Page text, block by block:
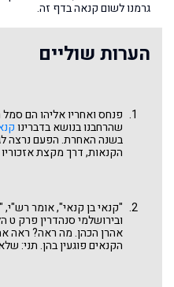
גרמנו לשום קנאה בדף זה.
הערות שוליים
פנחס ואחריו אליהו הם
שהרחבנו בנושא בדברינו
בשנה האחרת. הפעם נרצה
הקנאות, דרך מקצת
"קנאי בן קנאי", אומר
ובירושלמי סנהדרין פרק ט
אהרן הכהן. מה ראה? ראה
הקנאים פוגעין בהן. תני:
חכמים. אמר רבי יודה בר